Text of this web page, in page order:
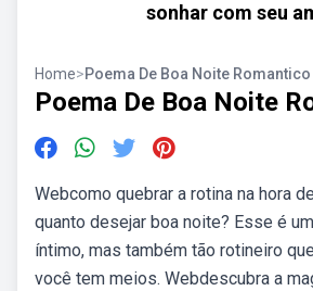
sonhar com seu
Home>Poema De Boa Noite Romantico
Poema De Boa Noite
Webcomo quebrar a rotina na hora
quanto desejar boa noite? Esse é
íntimo, mas também tão rotineiro
você tem meios. Webdescubra a